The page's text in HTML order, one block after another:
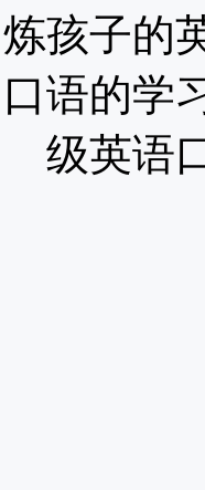
炼孩子的
口语的学
级英语